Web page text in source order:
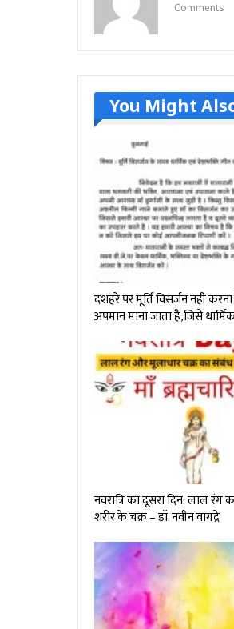
Comments
You Might
दशहरे पर मूर्ति विसर्जन नही
अपमान माना जाता है,जिसे
नवरात्रि का दूसरा दिन: लाल रंग
शरीर के चक्र – डॉ. नवीन वागद्रे